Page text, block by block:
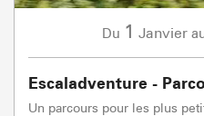
Du 1 Janvier
Escaladventure -
Un parcours pour les plus